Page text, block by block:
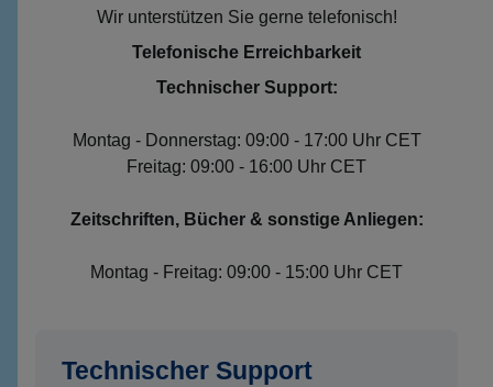
Wir unterstützen Sie gerne telefonisch!
Telefonische Erreichbarkeit
Technischer Support:
Montag - Donnerstag: 09:00 - 17:00 Uhr CET
Freitag: 09:00 - 16:00 Uhr CET
Zeitschriften, Bücher & sonstige Anliegen:
Montag - Freitag: 09:00 - 15:00 Uhr CET
Technischer Support